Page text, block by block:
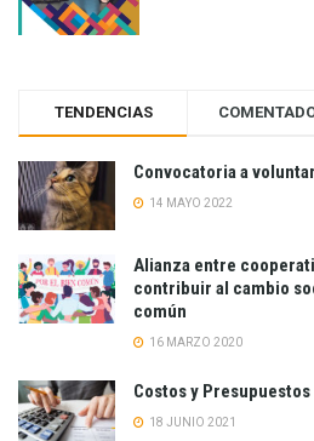
TENDENCIAS
Convocatoria a
14 MAYO 2022
Alianza entre
contribuir al cambio
común
16 MARZO 2020
Costos y Presupuestos
18 JUNIO 2021